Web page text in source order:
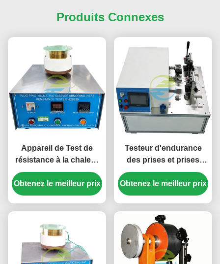
Produits Connexes
Appareil de Test de
résistance à la chaleur
anormale, manchon
d'isolation de broche de
prise IEC 60884 pour
Obtenez le meilleur prix
Testeur d'endurance
des prises et prises
rotatives pour l'essai de
la capacité de rupture et
de la durée de vie
Obtenez le meilleur prix